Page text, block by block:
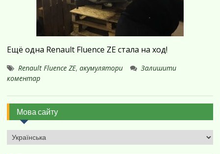
Ещё одна Renault Fluence ZE стала на ход!
Renault Fluence ZE,акумулятори
Залишити
коментар
Мова сайту